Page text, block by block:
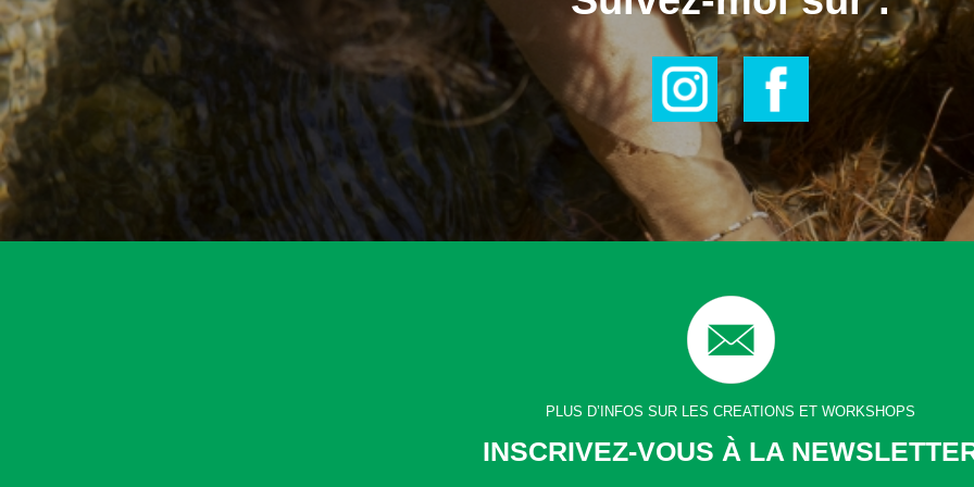
PLUS D’INFOS SUR LES CREATIONS ET WORKSHOPS
INSCRIVEZ-VOUS À LA